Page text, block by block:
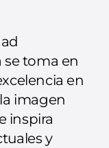
toma en
en
imagen
inspira
y